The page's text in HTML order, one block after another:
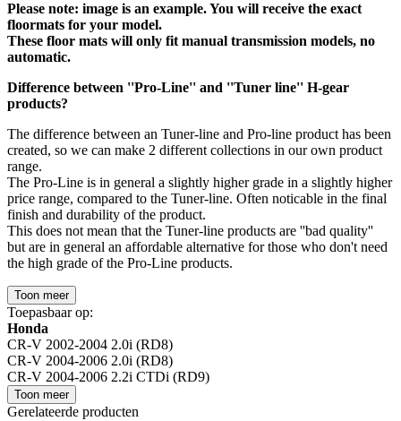
Please note: image is an example. You will receive the exact
floormats for your model.
These floor mats will only fit manual transmission models, no
automatic.
Difference between ''Pro-Line'' and ''Tuner line'' H-gear
products?
The difference between an Tuner-line and Pro-line product has been
created, so we can make 2 different collections in our own product
range.
The Pro-Line is in general a slightly higher grade in a slightly higher
price range, compared to the Tuner-line. Often noticable in the final
finish and durability of the product.
This does not mean that the Tuner-line products are ''bad quality''
but are in general an affordable alternative for those who don't need
the high grade of the Pro-Line products.
Toon meer
Toepasbaar op:
Honda
CR-V 2002-2004 2.0i (RD8)
CR-V 2004-2006 2.0i (RD8)
CR-V 2004-2006 2.2i CTDi (RD9)
Toon meer
Gerelateerde producten